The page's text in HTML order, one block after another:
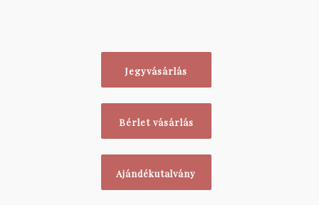
Jegyvásárlás
Bérlet vásárlás
Ajándékutalvány